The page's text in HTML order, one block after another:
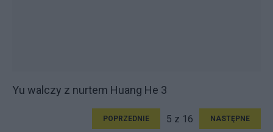
Yu walczy z nurtem Huang He 3
POPRZEDNIE 5 z 16 NASTĘPNE